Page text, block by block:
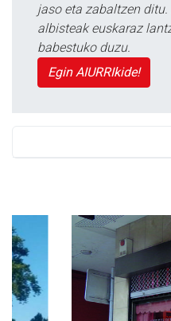
jaso eta zabaltzen
albisteak euskaraz
babestuko duzu.
Egin AIURRIkide!